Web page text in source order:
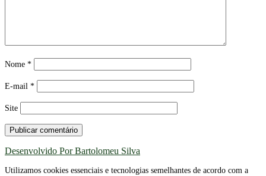
Nome *
E-mail *
Site
Desenvolvido Por Bartolomeu Silva
Utilizamos cookies essenciais e tecnologias semelhantes de acordo com a